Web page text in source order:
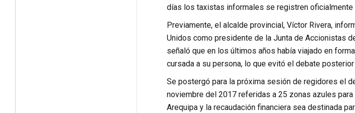
días los taxistas informales se registren oficialmente
Previamente, el alcalde provincial, Víctor Rivera,
Unidos como presidente de la Junta de Accionistas
señaló que en los últimos años había viajado en
cursada a su persona, lo que evitó el debate
Se postergó para la próxima sesión de regidores el
noviembre del 2017 referidas a 25 zonas azules
Arequipa y la recaudación financiera sea destinada